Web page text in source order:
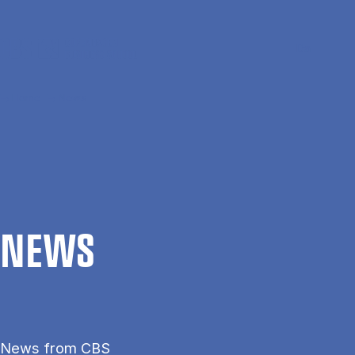
NEWS
News from CBS